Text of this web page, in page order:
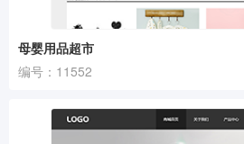
母婴用品超市
编号：11552